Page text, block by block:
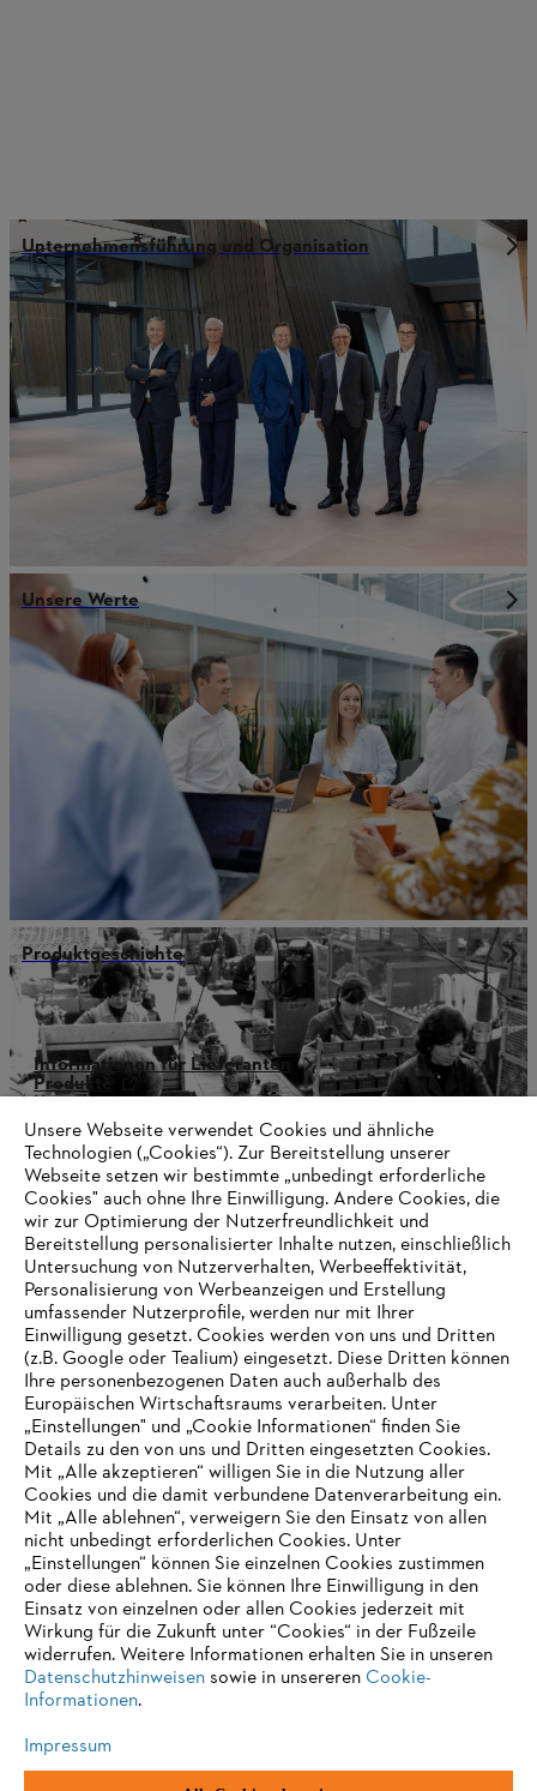
Unternehmensführung und Organisation
Unsere Werte
Produktgeschichte
Informationen für Lieferanten
Produkte
Kontakt
Karriere
Hinweisgebersystem
AUSZEICHNUNGEN
Unsere Webseite verwendet Cookies und ähnliche
Technologien („Cookies“). Zur Bereitstellung unserer
Webseite setzen wir bestimmte „unbedingt erforderliche
Cookies" auch ohne Ihre Einwilligung. Andere Cookies, die
wir zur Optimierung der Nutzerfreundlichkeit und
Bereitstellung personalisierter Inhalte nutzen, einschließlich
Untersuchung von Nutzerverhalten, Werbeeffektivität,
Personalisierung von Werbeanzeigen und Erstellung
umfassender Nutzerprofile, werden nur mit Ihrer
Einwilligung gesetzt. Cookies werden von uns und Dritten
(z.B. Google oder Tealium) eingesetzt. Diese Dritten können
Ihre personenbezogenen Daten auch außerhalb des
Europäischen Wirtschaftsraums verarbeiten. Unter
„Einstellungen" und „Cookie Informationen“ finden Sie
Details zu den von uns und Dritten eingesetzten Cookies.
Mit „Alle akzeptieren“ willigen Sie in die Nutzung aller
Cookies und die damit verbundene Datenverarbeitung ein.
Mit „Alle ablehnen“, verweigern Sie den Einsatz von allen
nicht unbedingt erforderlichen Cookies. Unter
„Einstellungen“ können Sie einzelnen Cookies zustimmen
oder diese ablehnen. Sie können Ihre Einwilligung in den
Einsatz von einzelnen oder allen Cookies jederzeit mit
Wirkung für die Zukunft unter “Cookies“ in der Fußzeile
widerrufen. Weitere Informationen erhalten Sie in unseren
Datenschutzhinweisensowie in unsereren Cookie-
Informationen.
Impressum